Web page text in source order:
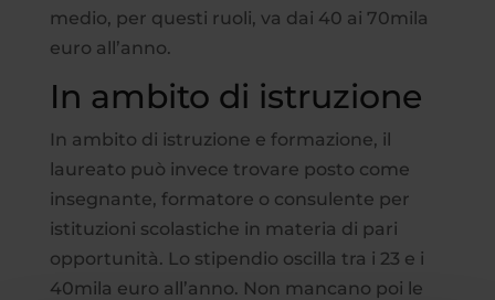
medio, per questi ruoli, va dai 40 ai 70mila
euro all’anno.
In ambito di istruzione
In ambito di istruzione e formazione, il
laureato può invece trovare posto come
insegnante, formatore o consulente per
istituzioni scolastiche in materia di pari
opportunità. Lo stipendio oscilla tra i 23 e i
40mila euro all’anno. Non mancano poi le